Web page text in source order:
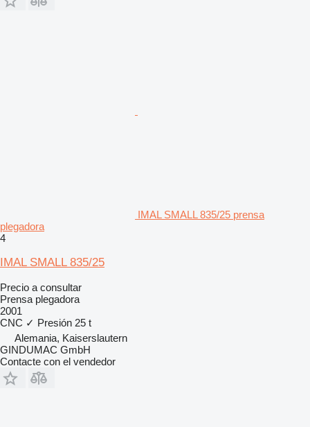
IMAL SMALL 835/25 prensa
plegadora
4
IMAL SMALL 835/25
Precio a consultar
Prensa plegadora
2001
CNC ✓ Presión 25 t
Alemania, Kaiserslautern
GINDUMAC GmbH
Contacte con el vendedor